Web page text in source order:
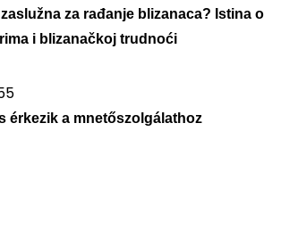
za rađanje blizanaca? Istina o
i blizanačkoj trudnoći
érkezik a mnetőszolgálathoz